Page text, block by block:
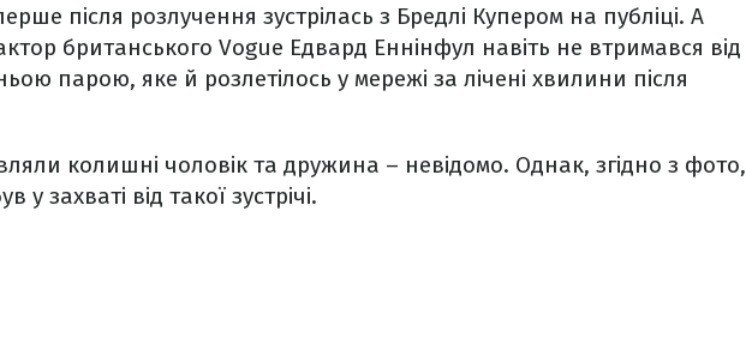
після розлучення зустрілась з Бредлі Купером на публіці. А
британського Vogue Едвард Еннінфул навіть не втримався від
парою, яке й розлетілось у мережі за лічені хвилини після
колишні чоловік та дружина – невідомо. Однак, згідно з фото,
у захваті від такої зустрічі.